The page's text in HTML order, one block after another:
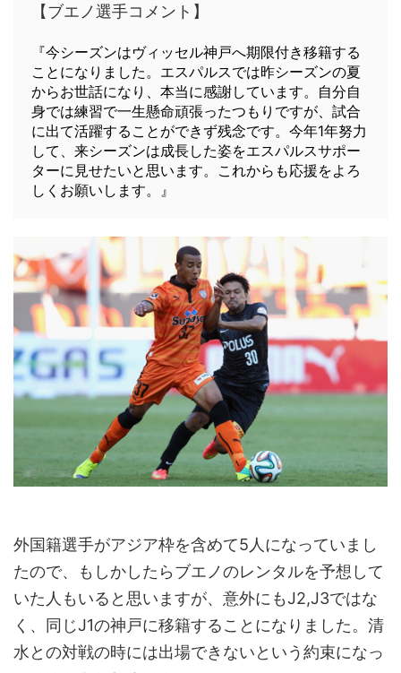
【ブエノ選手コメント】
『今シーズンはヴィッセル神戸へ期限付き移籍する
ことになりました。エスパルスでは昨シーズンの夏
からお世話になり、本当に感謝しています。自分自
身では練習で一生懸命頑張ったつもりですが、試合
に出て活躍することができず残念です。今年1年努力
して、来シーズンは成長した姿をエスパルスサポー
ターに見せたいと思います。これからも応援をよろ
しくお願いします。』
外国籍選手がアジア枠を含めて5人になっていまし
たので、もしかしたらブエノのレンタルを予想して
いた人もいると思いますが、意外にもJ2,J3ではな
く、同じJ1の神戸に移籍することになりました。清
水との対戦の時には出場できないという約束になっ